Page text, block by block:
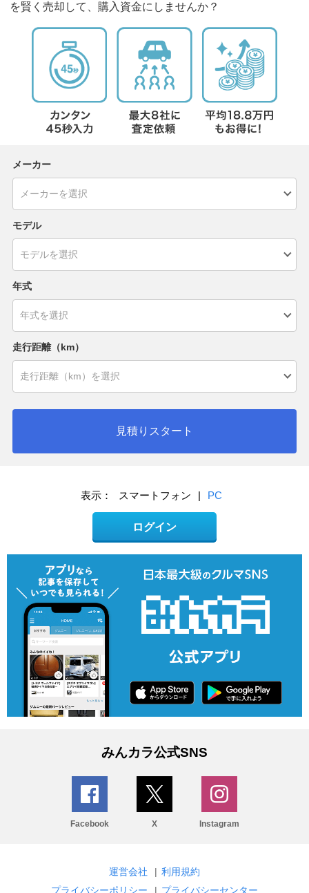
を賢く売却して、購入資金にしませんか？
メーカー
モデル
年式
走行距離（km）
見積りスタート
表示： スマートフォン | PC
ログイン
みんカラ公式SNS
Facebook X Instagram
運営会社 | 利用規約
プライバシーポリシー
| プライバシーセンター